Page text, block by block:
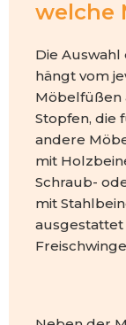
welche
Die
hängt vom
Möbelfüßen
Stopfen, die
andere
mit
Schraub-
mit